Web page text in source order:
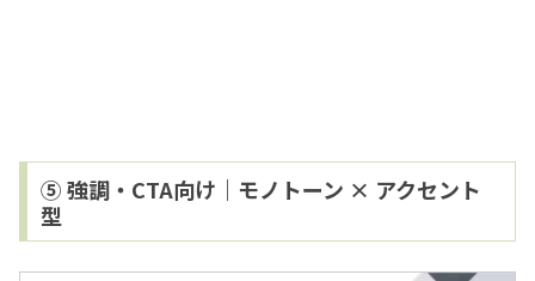
⑤ 強調・CTA向け｜モノトーン × アクセント
型